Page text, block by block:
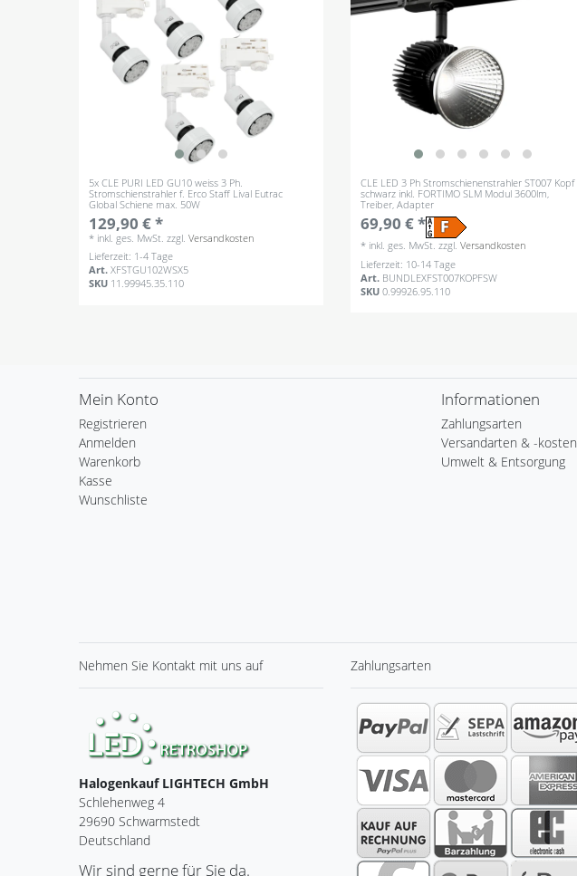
5x CLE PURI LED GU10 weiss 3 Ph.
Stromschienstrahler f. Erco Staff Lival Eutrac
Global Schiene max. 50W
129,90 € *
* inkl. ges. MwSt. zzgl.Versandkosten
Lieferzeit: 1-4 Tage
Art.XFSTGU102WSX5
SKU 11.99945.35.110
CLE LED 3 Ph Stromschienenstrahler ST007 Kopf
schwarz inkl. FORTIMO SLM Modul 3600lm,
Treiber, Adapter
69,90 € *
* inkl. ges. MwSt. zzgl.Versandkosten
Lieferzeit: 10-14 Tage
Art. BUNDLEXFST007KOPFSW
SKU0.99926.95.110
Mein Konto
Registrieren
Anmelden
Warenkorb
Kasse
Wunschliste
Informationen
Zahlungsarten
Versandarten & -kosten
Umwelt & Entsorgung
Nehmen Sie Kontakt mit uns auf
Halogenkauf LIGHTECH GmbH
Schlehenweg 4
29690 Schwarmstedt
Deutschland
Wir sind gerne für Sie da.
Zahlungsarten